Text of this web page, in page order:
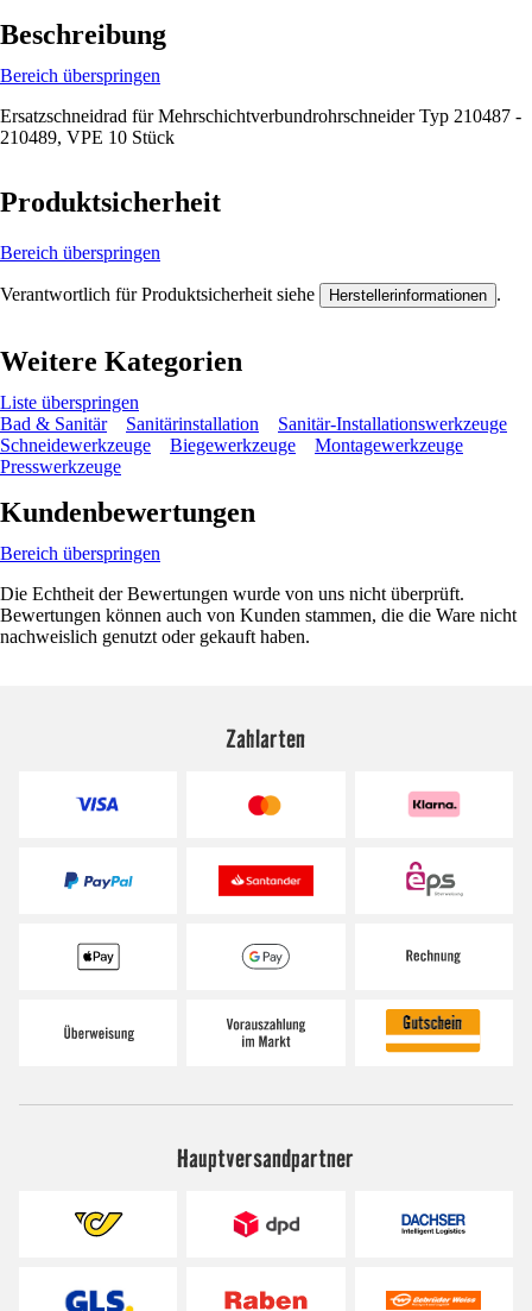
Beschreibung
Bereich überspringen
Ersatzschneidrad für Mehrschichtverbundrohrschneider Typ 210487 -
210489, VPE 10 Stück
Produktsicherheit
Bereich überspringen
Verantwortlich für Produktsicherheit siehe Herstellerinformationen .
Weitere Kategorien
Liste überspringen
Bad & Sanitär
Sanitärinstallation
Sanitär-Installationswerkzeuge
Schneidewerkzeuge
Biegewerkzeuge
Montagewerkzeuge
Presswerkzeuge
Kundenbewertungen
Bereich überspringen
Die Echtheit der Bewertungen wurde von uns nicht überprüft.
Bewertungen können auch von Kunden stammen, die die Ware nicht
nachweislich genutzt oder gekauft haben.
Zahlarten
Hauptversandpartner